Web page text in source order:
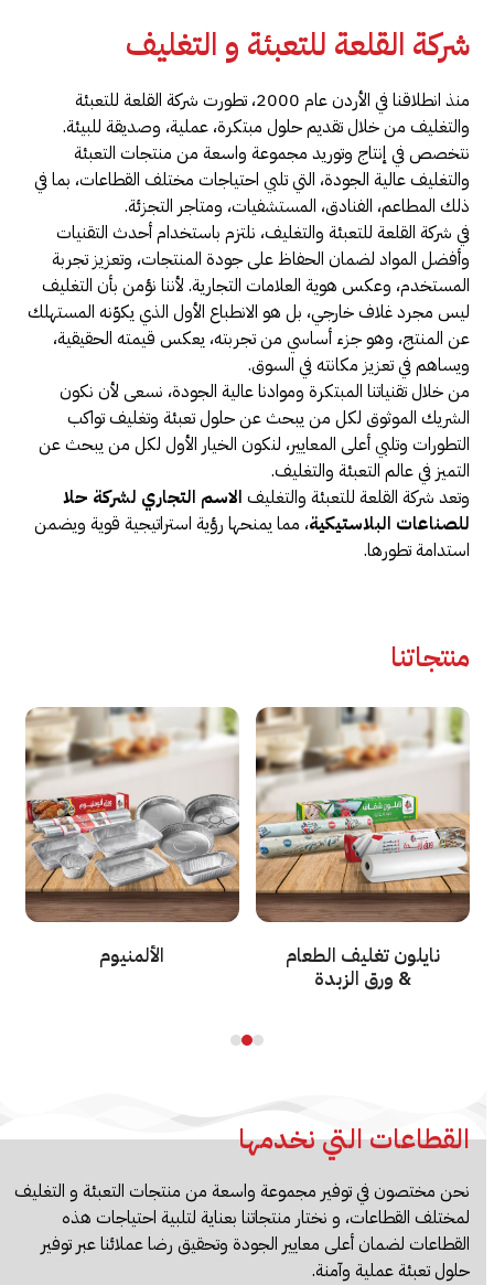
شركة القلعة للتعبئة و التغليف
منذ انطلاقنا في الأردن عام 2000، تطورت شركة القلعة للتعبئة
والتغليف من خلال تقديم حلول مبتكرة، عملية، وصديقة للبيئة.
نتخصص في إنتاج وتوريد مجموعة واسعة من منتجات التعبئة
والتغليف عالية الجودة، التي تلبي احتياجات مختلف القطاعات، بما في
ذلك المطاعم، الفنادق، المستشفيات، ومتاجر التجزئة.
في شركة القلعة للتعبئة والتغليف، نلتزم باستخدام أحدث التقنيات
وأفضل المواد لضمان الحفاظ على جودة المنتجات، وتعزيز تجربة
المستخدم، وعكس هوية العلامات التجارية. لأننا نؤمن بأن التغليف
ليس مجرد غلاف خارجي، بل هو الانطباع الأول الذي يكوّنه المستهلك
عن المنتج، وهو جزء أساسي من تجربته، يعكس قيمته الحقيقية،
ويساهم في تعزيز مكانته في السوق.
من خلال تقنياتنا المبتكرة وموادنا عالية الجودة، نسعى لأن نكون
الشريك الموثوق لكل من يبحث عن حلول تعبئة وتغليف تواكب
التطورات وتلبي أعلى المعايير، لنكون الخيار الأول لكل من يبحث عن
التميز في عالم التعبئة والتغليف.
وتعد شركة القلعة للتعبئة والتغليف الاسم التجاري لشركة حلا
للصناعات البلاستيكية، مما يمنحها رؤية استراتيجية قوية ويضمن
استدامة تطورها.
منتجاتنا
Use
the
right
arrow
keys
to
carousel
نايلون تغليف الطعام
& ورق الزبدة
الألمنيوم
القطاعات التي نخدمها
نحن مختصون في توفير مجموعة واسعة من منتجات التعبئة و التغليف
لمختلف القطاعات، و نختار منتجاتنا بعناية لتلبية احتياجات هذه
القطاعات لضمان أعلى معايير الجودة وتحقيق رضا عملائنا عبر توفير
حلول تعبئة عملية وآمنة.